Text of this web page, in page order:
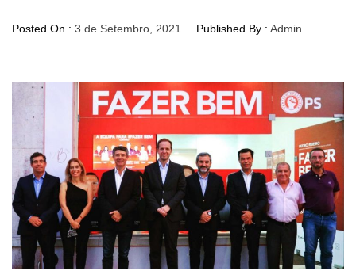
Posted On : 3 de Setembro, 2021 Published By : Admin